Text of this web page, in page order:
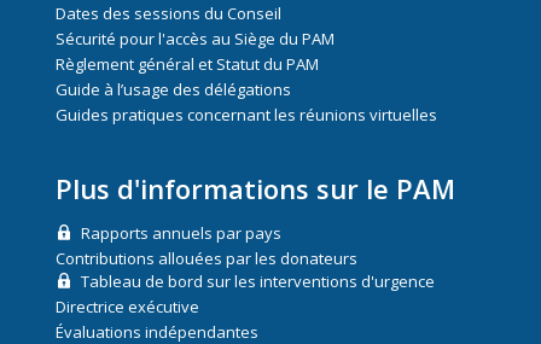
Dates des sessions du Conseil
Sécurité pour l'accès au Siège du PAM
Règlement général et Statut du PAM
Guide à l’usage des délégations
Guides pratiques concernant les réunions virtuelles
Plus d'informations sur le PAM
Rapports annuels par pays
Contributions allouées par les donateurs
Tableau de bord sur les interventions d'urgence
Directrice exécutive
Évaluations indépendantes